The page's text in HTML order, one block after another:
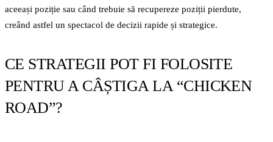
aceeași poziție sau când trebuie să recupereze poziții pierdute,
creând astfel un spectacol de decizii rapide și strategice.
CE STRATEGII POT FI FOLOSITE
PENTRU A CÂȘTIGA LA “CHICKEN
ROAD”?